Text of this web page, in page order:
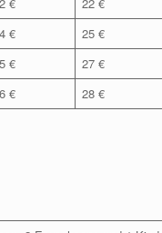
€ 25 €
€ 27 €
€ 28 €